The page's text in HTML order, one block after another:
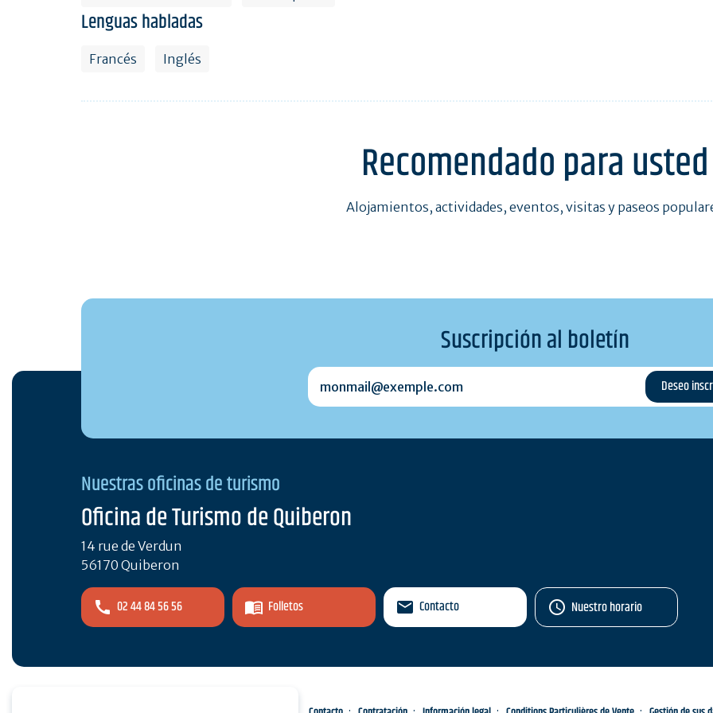
Lenguas habladas
Francés Inglés
Recomendado para usted
Alojamientos, actividades, eventos, visitas y paseos
Suscripción al boletín
monmail@exemple.com
Nuestras oficinas de turismo
Oficina de Turismo de Quiberon
14 rue de Verdun
56170 Quiberon
02 44 84 56 56 Folletos Contacto Nuestro horario